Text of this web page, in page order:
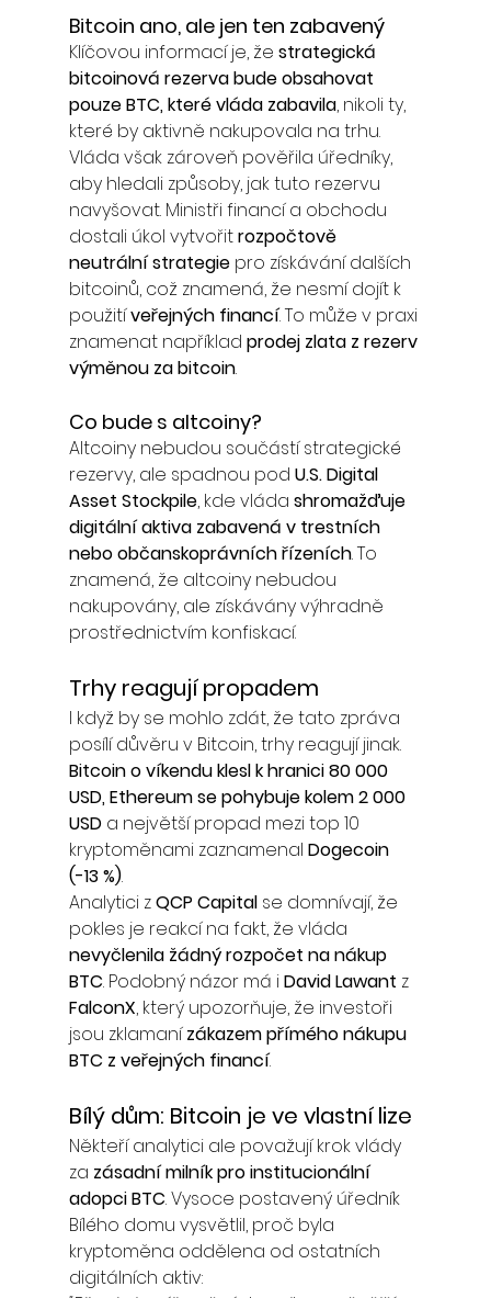
Bitcoin ano, ale jen ten zabavený
Klíčovou informací je, že strategická
bitcoinová rezerva bude obsahovat
pouze BTC, které vláda zabavila, nikoli ty,
které by aktivně nakupovala na trhu.
Vláda však zároveň pověřila úředníky,
aby hledali způsoby, jak tuto rezervu
navyšovat. Ministři financí a obchodu
dostali úkol vytvořit rozpočtově
neutrální strategie pro získávání dalších
bitcoinů, což znamená, že nesmí dojít k
použití veřejných financí. To může v praxi
znamenat například prodej zlata z rezerv
výměnou za bitcoin.
Co bude s altcoiny?
Altcoiny nebudou součástí strategické
rezervy, ale spadnou pod U.S. Digital
Asset Stockpile, kde vláda shromažďuje
digitální aktiva zabavená v trestních
nebo občanskoprávních řízeních. To
znamená, že altcoiny nebudou
nakupovány, ale získávány výhradně
prostřednictvím konfiskací.
Trhy reagují propadem
I když by se mohlo zdát, že tato zpráva
posílí důvěru v Bitcoin, trhy reagují jinak.
Bitcoin o víkendu klesl k hranici 80 000
USD, Ethereum se pohybuje kolem 2 000
USD a největší propad mezi top 10
kryptoměnami zaznamenal Dogecoin
(-13 %).
Analytici z QCP Capital se domnívají, že
pokles je reakcí na fakt, že vláda
nevyčlenila žádný rozpočet na nákup
BTC. Podobný názor má i David Lawant z
FalconX, který upozorňuje, že investoři
jsou zklamaní zákazem přímého nákupu
BTC z veřejných financí.
Bílý dům: Bitcoin je ve vlastní lize
Někteří analytici ale považují krok vlády
za zásadní milník pro institucionální
adopci BTC. Vysoce postavený úředník
Bílého domu vysvětlil, proč byla
kryptoměna oddělena od ostatních
digitálních aktiv: